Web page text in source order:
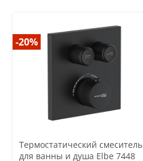
-20%
Термостатический смеситель
для ванны и душа Elbe 7448